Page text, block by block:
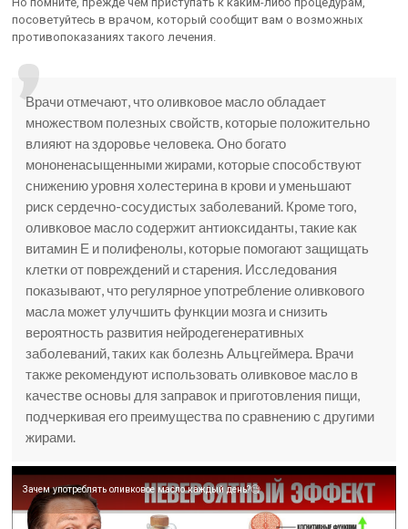
посоветуйтесь в врачом, который сообщит вам о возможных
противопоказаниях такого лечения.
Врачи отмечают, что оливковое масло обладает
множеством полезных свойств, которые положительно
влияют на здоровье человека. Оно богато
мононенасыщенными жирами, которые способствуют
снижению уровня холестерина в крови и уменьшают
риск сердечно-сосудистых заболеваний. Кроме того,
оливковое масло содержит антиоксиданты, такие как
витамин Е и полифенолы, которые помогают защищать
клетки от повреждений и старения. Исследования
показывают, что регулярное употребление оливкового
масла может улучшить функции мозга и снизить
вероятность развития нейродегенеративных
заболеваний, таких как болезнь Альцгеймера. Врачи
также рекомендуют использовать оливковое масло в
качестве основы для заправок и приготовления пищи,
подчеркивая его преимущества по сравнению с другими
жирами.
Зачем употреблять оливковое масло каждый день?🧐